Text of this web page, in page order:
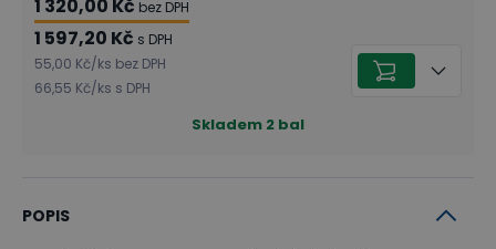
1 320,00 Kč bez DPH
1 597,20 Kč s DPH
55,00 Kč/ks bez DPH
66,55 Kč/ks s DPH
Skladem 2 bal
POPIS